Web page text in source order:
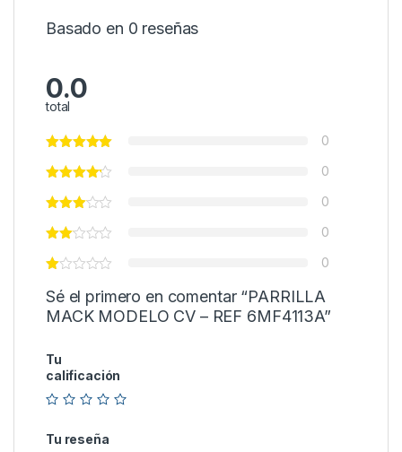
Basado en 0 reseñas
0.0
total
0
0
0
0
0
Sé el primero en comentar “PARRILLA
MACK MODELO CV – REF 6MF4113A”
Tu
calificación
Tu reseña